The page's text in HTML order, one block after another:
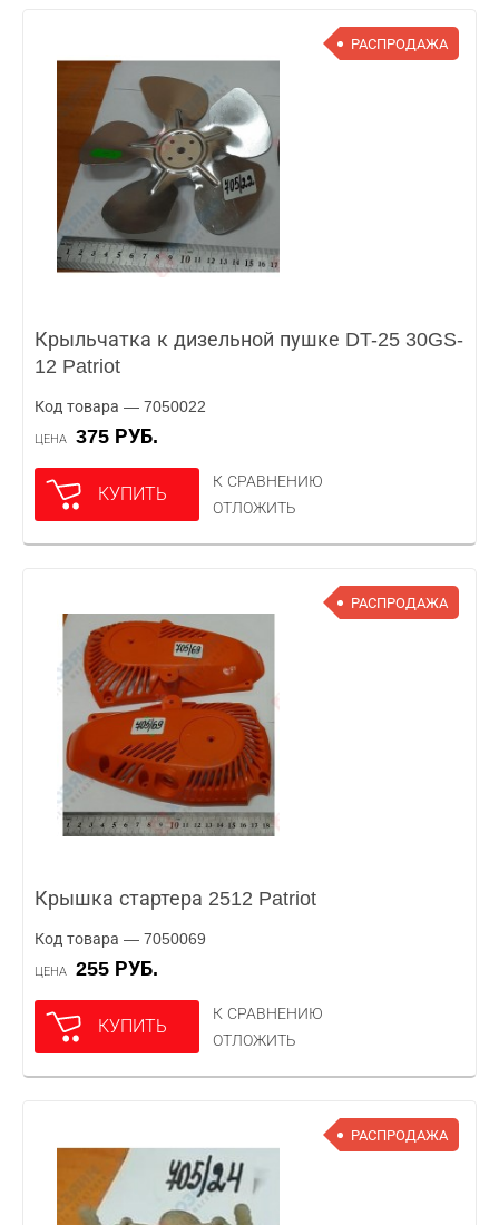
РАСПРОДАЖА
Крыльчатка к дизельной пушке DT-25 30GS-
12 Patriot
Код товара — 7050022
ЦЕНА 375 РУБ.
КУПИТЬ
К СРАВНЕНИЮ
ОТЛОЖИТЬ
РАСПРОДАЖА
Крышка стартера 2512 Patriot
Код товара — 7050069
ЦЕНА 255 РУБ.
КУПИТЬ
К СРАВНЕНИЮ
ОТЛОЖИТЬ
РАСПРОДАЖА